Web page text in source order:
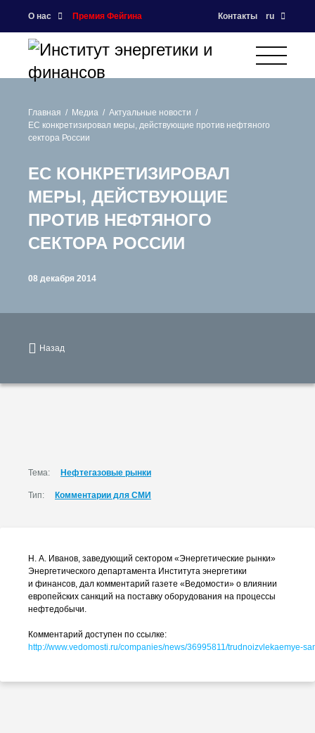
О нас Премия Фейгина Контакты ru
Главная Медиа
Актуальные новости
ЕС конкретизировал меры, действующие против нефтяного
сектора России
ЕС КОНКРЕТИЗИРОВАЛ
МЕРЫ, ДЕЙСТВУЮЩИЕ
ПРОТИВ НЕФТЯНОГО
СЕКТОРА РОССИИ
08 декабря 2014
Назад
Тема: Нефтегазовые рынки
Тип: Комментарии для СМИ
Н. А. Иванов, заведующий сектором «Энергетические рынки»
Энергетического департамента Института энергетики
и финансов, дал комментарий газете «Ведомости» о влиянии
европейских санкций на поставку оборудования на процессы
нефтедобычи.
Комментарий доступен по ссылке:
http://www.vedomosti.ru/companies/news/36995811/trudnoizvlekaemye-